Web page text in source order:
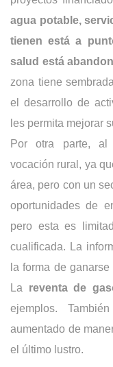
agua potable,
tienen está a
salud está
zona tiene sembrada
el desarrollo de
les permita mejorar
Por otra parte, al
vocación rural, ya
área, pero con un
oportunidades de
pero esta es
cualificada. La
la forma de
La reventa de
ejemplos.
aumentado de
el último lustro.